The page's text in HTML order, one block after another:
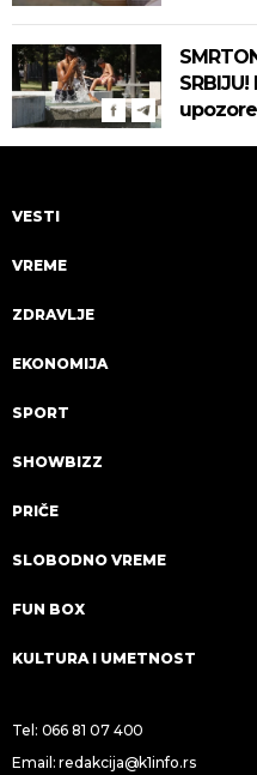
VESTI
VREME
ZDRAVLJE
EKONOMIJA
SPORT
SHOWBIZZ
PRIČE
SLOBODNO VREME
FUN BOX
KULTURA I UMETNOST
Tel: 066 81 07 400
Email:redakcija@k1info.rs